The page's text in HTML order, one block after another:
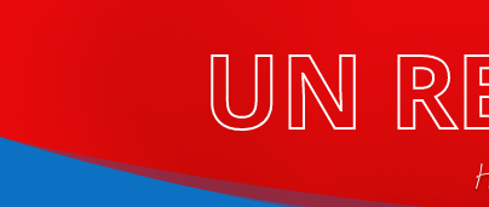
UN